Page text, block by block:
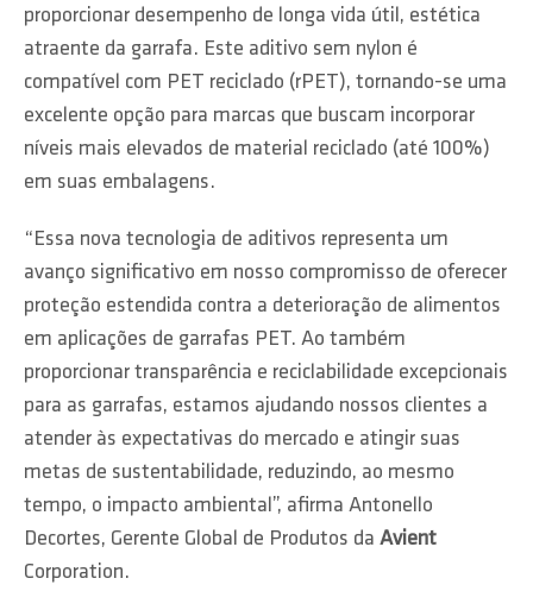
proporcionar desempenho de longa vida útil, estética
atraente da garrafa. Este aditivo sem nylon é
compatível com PET reciclado (rPET), tornando-se uma
excelente opção para marcas que buscam incorporar
níveis mais elevados de material reciclado (até 100%)
em suas embalagens.
“Essa nova tecnologia de aditivos representa um
avanço significativo em nosso compromisso de oferecer
proteção estendida contra a deterioração de alimentos
em aplicações de garrafas PET. Ao também
proporcionar transparência e reciclabilidade excepcionais
para as garrafas, estamos ajudando nossos clientes a
atender às expectativas do mercado e atingir suas
metas de sustentabilidade, reduzindo, ao mesmo
tempo, o impacto ambiental”, afirma Antonello
Decortes, Gerente Global de Produtos da Avient
Corporation.